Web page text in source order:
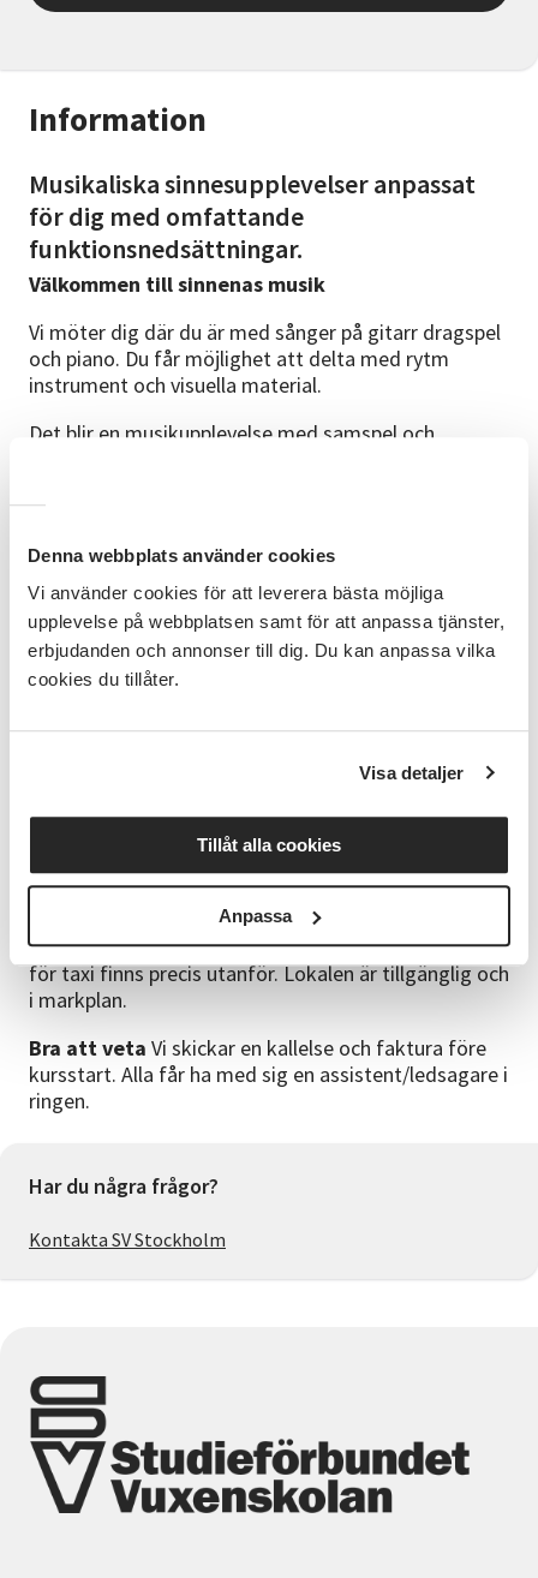
Denna webbplats använder cookies
Vi använder cookies för att leverera bästa möjliga
upplevelse på webbplatsen samt för att anpassa tjänster,
erbjudanden och annonser till dig. Du kan anpassa vilka
cookies du tillåter.
Visa detaljer
Tillåt alla cookies
Anpassa
Information
Musikaliska sinnesupplevelser anpassat
för dig med omfattande
funktionsnedsättningar.
Välkommen till sinnenas musik
Vi möter dig där du är med sånger på gitarr dragspel
och piano. Du får möjlighet att delta med rytm
instrument och visuella material.
Det blir en musikupplevelse med samspel och
ha kul!. Alla har en medföljare/medspelare med sig
NivåVi möter dig där du är och låter dig bli delaktig
genom olika instrument och material som vi delar ut.
Kursledare
veckor. Första tillfället är onsdag 26 augusti kl.18.15-
SV Stockholm, Sandhamnsgatan 8, Gärdet Vändplats
för taxi finns precis utanför. Lokalen är tillgänglig och
i markplan.
Bra att veta Vi skickar en kallelse och faktura före
kursstart. Alla får ha med sig en assistent/ledsagare i
ringen.
Har du några frågor?
Kontakta SV Stockholm